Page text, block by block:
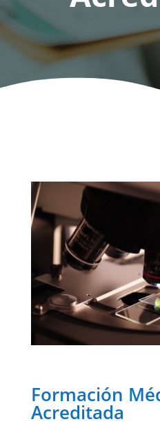
Formación
Acreditada